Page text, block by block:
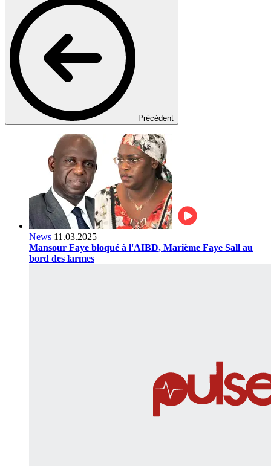
Précédent
News 11.03.2025
Mansour Faye bloqué à l'AIBD, Marième Faye Sall au
bord des larmes